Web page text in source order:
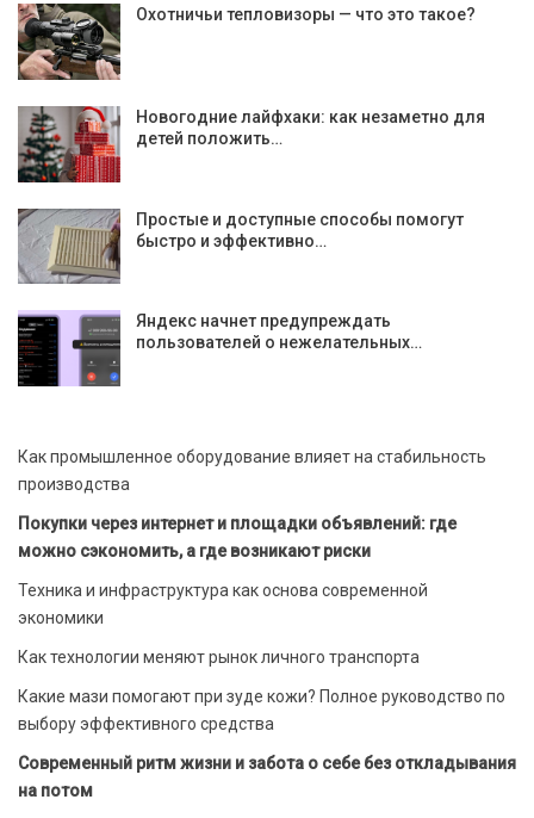
Охотничьи тепловизоры — что это такое?
Новогодние лайфхаки: как незаметно для
детей положить…
Простые и доступные способы помогут
быстро и эффективно…
Яндекс начнет предупреждать
пользователей о нежелательных…
Как промышленное оборудование влияет на стабильность
производства
Покупки через интернет и площадки объявлений: где
можно сэкономить, а где возникают риски
Техника и инфраструктура как основа современной
экономики
Как технологии меняют рынок личного транспорта
Какие мази помогают при зуде кожи? Полное руководство по
выбору эффективного средства
Современный ритм жизни и забота о себе без откладывания
на потом